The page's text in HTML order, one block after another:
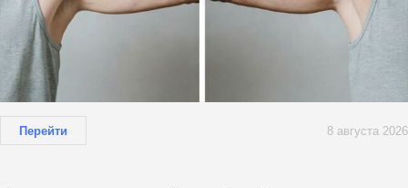
Перейти 8 августа 2026